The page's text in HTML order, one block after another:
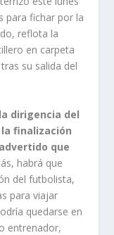
para fichar por la
reflota la
en carpeta
su salida del
dirigencia del
la finalización
que
habrá que
del futbolista,
para viajar
quedarse en
entrenador,